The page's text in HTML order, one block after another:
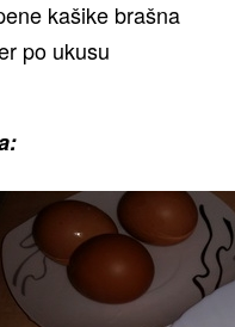
kašike brašna
po ukusu